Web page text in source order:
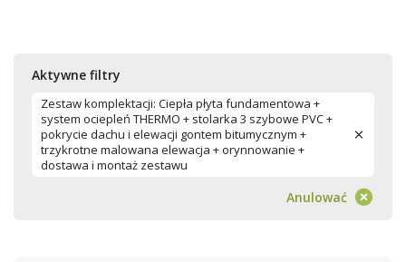
Aktywne filtry
Zestaw komplektacji: Ciepła płyta fundamentowa +
system ociepleń THERMO + stolarka 3 szybowe PVC +
pokrycie dachu i elewacji gontem bitumycznym +
trzykrotne malowana elewacja + orynnowanie +
dostawa i montaż zestawu
Anulować